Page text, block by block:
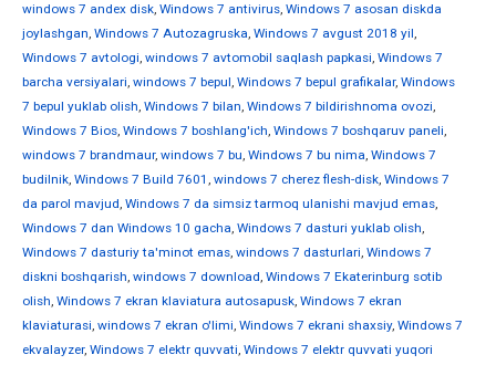
windows 7 andex disk, Windows 7 antivirus, Windows 7 asosan diskda
joylashgan, Windows 7 Autozagruska, Windows 7 avgust 2018 yil,
Windows 7 avtologi, windows 7 avtomobil saqlash papkasi, Windows 7
barcha versiyalari, windows 7 bepul, Windows 7 bepul grafikalar, Windows
7 bepul yuklab olish, Windows 7 bilan, Windows 7 bildirishnoma ovozi,
Windows 7 Bios, Windows 7 boshlang'ich, Windows 7 boshqaruv paneli,
windows 7 brandmaur, windows 7 bu, Windows 7 bu nima, Windows 7
budilnik, Windows 7 Build 7601 , windows 7 cherez flesh-disk, Windows 7
da parol mavjud, Windows 7 da simsiz tarmoq ulanishi mavjud emas,
Windows 7 dan Windows 10 gacha, Windows 7 dasturi yuklab olish,
Windows 7 dasturiy ta'minot emas, windows 7 dasturlari, Windows 7
diskni boshqarish, windows 7 download, Windows 7 Ekaterinburg sotib
olish, Windows 7 ekran klaviatura autosapusk, Windows 7 ekran
klaviaturasi, windows 7 ekran o'limi, Windows 7 ekrani shaxsiy, Windows 7
ekvalayzer, Windows 7 elektr quvvati, Windows 7 elektr quvvati yuqori